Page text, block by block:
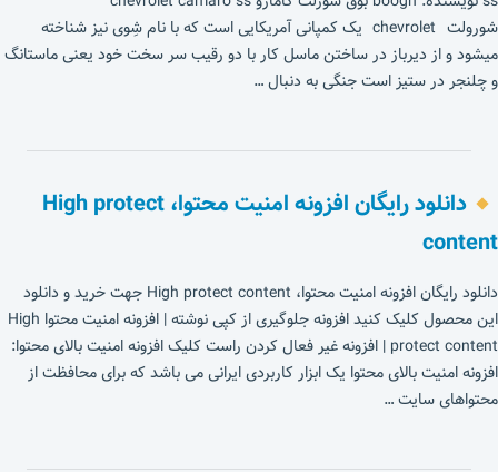
شورولت chevrolet یک کمپانی آمریکایی است که با نام شِوی نیز شناخته
میشود و از دیرباز در ساختن ماسل کار با دو رقیب سر سخت خود یعنی ماستانگ
و چلنجر در ستیز است جنگی به دنبال …
دانلود رایگان افزونه امنیت محتوا، High protect
content
دانلود رایگان افزونه امنیت محتوا، High protect content جهت خرید و دانلود
این محصول کلیک کنید افزونه جلوگیری از کپی نوشته | افزونه امنیت محتوا High
protect content | افزونه غیر فعال کردن راست کلیک افزونه امنیت بالای محتوا:
افزونه امنیت بالای محتوا یک ابزار کاربردی ایرانی می باشد که برای محافظت از
محتواهای سایت …